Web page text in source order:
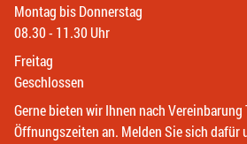
Montag bis Donnerstag
08.30 - 11.30 Uhr
Freitag
Geschlossen
Gerne bieten wir Ihnen nach
Öffnungszeiten an. Melden Sie sich dafür